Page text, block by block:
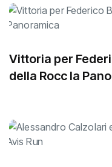
Vittoria per
della Rocc la